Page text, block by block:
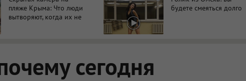
пляже Крыма: Что люди
вытворяют, когда их не
будете смеяться долго
сегодня